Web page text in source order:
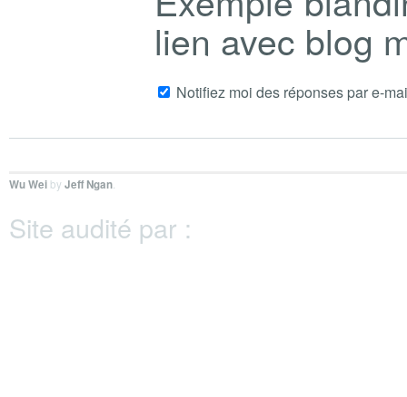
lien avec blog
Notifiez moi des réponses par e-
Wu Wei by Jeff Ngan.
Site audité par :